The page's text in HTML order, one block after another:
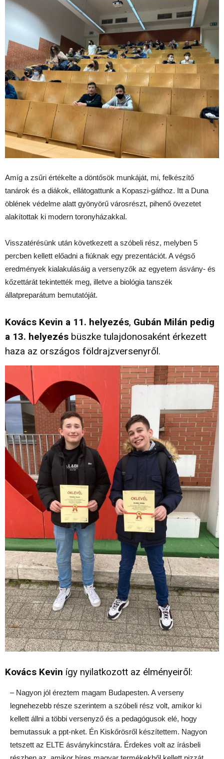
Amíg a zsűri értékelte a döntősök munkáját, mi, felkészítő
tanárok és a diákok, ellátogattunk a Kopaszi-gáthoz. Itt a Duna
öblének védelme alatt gyönyörű városrészt, pihenő övezetet
alakítottak ki modern toronyházakkal.
Visszatérésünk után következett a szóbeli rész, melyben 5
percben kellett előadni a fiúknak egy prezentációt. A végső
eredmények kialakulásáig a versenyzők az egyetem ásvány- és
kőzettárát tekintették meg, illetve a biológia tanszék
állatpreparátum bemutatóját.
Kovács Kevin a 11. helyezés, Gubán Milán pedig
a 13. helyezés büszke tulajdonosaként érkezett
haza az országos földrajzversenyről.
Kovács Kevin így nyilatkozott az élményeiről:
– Nagyon jól éreztem magam Budapesten. A verseny
legnehezebb része szerintem a szóbeli rész volt, amikor ki
kellett állni a többi versenyző és a pedagógusok elé, hogy
bemutassuk a ppt-nket. Én Kiskőrösről készítettem. Nagyon
tetszett az ELTE ásványkincstára. Érdekes volt az írásbeli